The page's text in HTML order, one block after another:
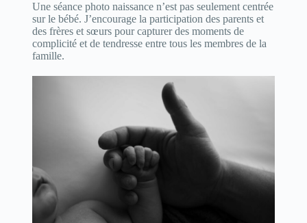
Une séance photo naissance n’est pas seulement centrée
sur le bébé. J’encourage la participation des parents et
des frères et sœurs pour capturer des moments de
complicité et de tendresse entre tous les membres de la
famille.